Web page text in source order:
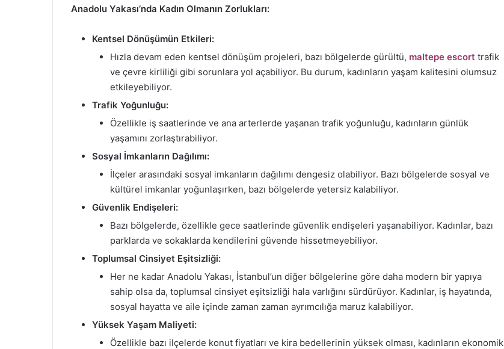
Anadolu Yakası’nda Kadın Olmanın Zorlukları:
Kentsel Dönüşümün Etkileri:
Hızla devam eden kentsel dönüşüm projeleri, bazı bölgelerde gürültü, maltepe escort trafik
ve çevre kirliliği gibi sorunlara yol açabiliyor. Bu durum, kadınların yaşam kalitesini olumsuz
etkileyebiliyor.
Trafik Yoğunluğu:
Özellikle iş saatlerinde ve ana arterlerde yaşanan trafik yoğunluğu, kadınların günlük
yaşamını zorlaştırabiliyor.
Sosyal İmkanların Dağılımı:
İlçeler arasındaki sosyal imkanların dağılımı dengesiz olabiliyor. Bazı bölgelerde sosyal ve
kültürel imkanlar yoğunlaşırken, bazı bölgelerde yetersiz kalabiliyor.
Güvenlik Endişeleri:
Bazı bölgelerde, özellikle gece saatlerinde güvenlik endişeleri yaşanabiliyor. Kadınlar, bazı
parklarda ve sokaklarda kendilerini güvende hissetmeyebiliyor.
Toplumsal Cinsiyet Eşitsizliği:
Her ne kadar Anadolu Yakası, İstanbul’un diğer bölgelerine göre daha modern bir yapıya
sahip olsa da, toplumsal cinsiyet eşitsizliği hala varlığını sürdürüyor. Kadınlar, iş hayatında,
sosyal hayatta ve aile içinde zaman zaman ayrımcılığa maruz kalabiliyor.
Yüksek Yaşam Maliyeti:
Özellikle bazı ilçelerde konut fiyatları ve kira bedellerinin yüksek olması, kadınların ekonomik